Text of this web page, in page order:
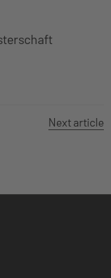
Next article